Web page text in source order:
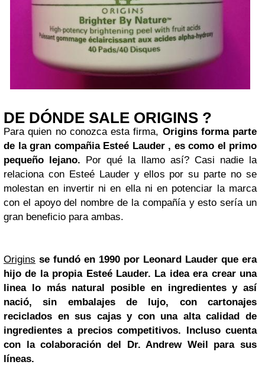
DE DÓNDE SALE ORIGINS ?
Para quien no conozca esta firma, Origins forma parte
de la gran compañia Esteé Lauder , es como el primo
pequeño lejano. Por qué la llamo así? Casi nadie la
relaciona con Esteé Lauder y ellos por su parte no se
molestan en invertir ni en ella ni en potenciar la marca
con el apoyo del nombre de la compañía y esto sería un
gran beneficio para ambas.
Origins se fundó en 1990 por Leonard Lauder que era
hijo de la propia Esteé Lauder. La idea era crear una
linea lo más natural posible en ingredientes y así
nació, sin embalajes de lujo, con cartonajes
reciclados en sus cajas y con una alta calidad de
ingredientes a precios competitivos. Incluso cuenta
con la colaboración del
Dr. Andrew Weil
para sus
líneas.